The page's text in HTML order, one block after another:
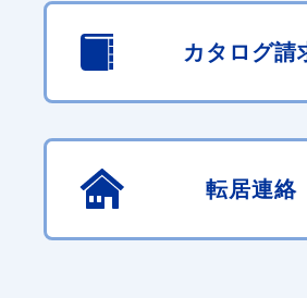
カタログ請
転居連絡